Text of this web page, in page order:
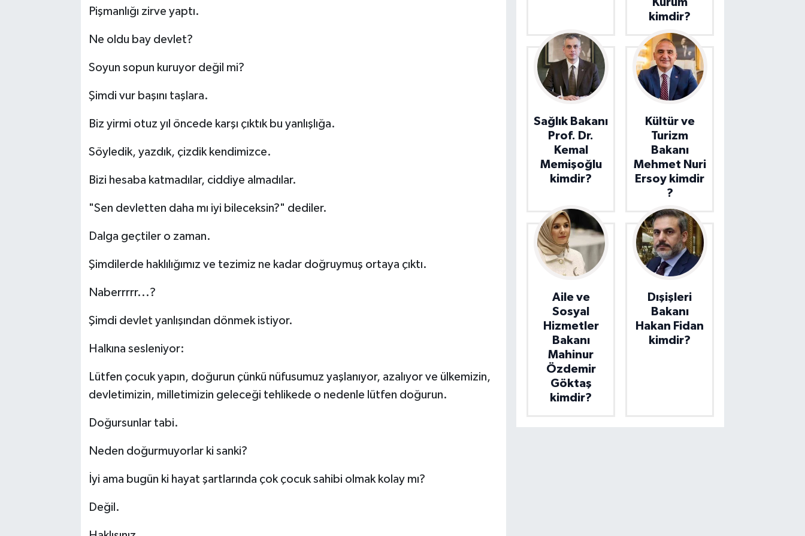
Pişmanlığı zirve yaptı.
Ne oldu bay devlet?
Soyun sopun kuruyor değil mi?
Şimdi vur başını taşlara.
Biz yirmi otuz yıl öncede karşı çıktık bu yanlışlığa.
Söyledik, yazdık, çizdik kendimizce.
Bizi hesaba katmadılar, ciddiye almadılar.
"Sen devletten daha mı iyi bileceksin?" dediler.
Dalga geçtiler o zaman.
Şimdilerde haklılığımız ve tezimiz ne kadar doğruymuş ortaya çıktı.
Naberrrrr...?
Şimdi devlet yanlışından dönmek istiyor.
Halkına sesleniyor:
Lütfen çocuk yapın, doğurun çünkü nüfusumuz yaşlanıyor, azalıyor ve ülkemizin,
devletimizin, milletimizin geleceği tehlikede o nedenle lütfen doğurun.
Doğursunlar tabi.
Neden doğurmuyorlar ki sanki?
İyi ama bugün ki hayat şartlarında çok çocuk sahibi olmak kolay mı?
Değil.
Kurum
kimdir?
Sağlık Bakanı
Prof. Dr.
Kemal
Memişoğlu
kimdir?
Kültür ve
Turizm
Bakanı
Mehmet Nuri
Ersoy kimdir
?
Aile ve
Sosyal
Hizmetler
Bakanı
Mahinur
Özdemir
Göktaş
kimdir?
Dışişleri
Bakanı
Hakan Fidan
kimdir?